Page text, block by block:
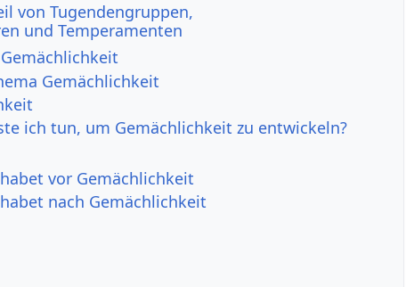
von Tugendengruppen,
und Temperamenten
Gemächlichkeit
ich tun, um Gemächlichkeit zu entwickeln?
vor Gemächlichkeit
nach Gemächlichkeit